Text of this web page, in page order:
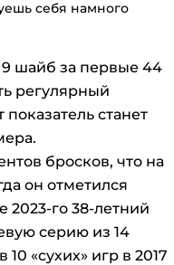
себя намного
шайб за первые 44
регулярный
станет
бросков, что на
он отметился
2023-го 38-летний
серию из 14
«сухих» игр в 2017